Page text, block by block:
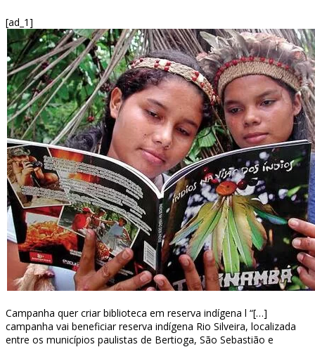
[ad_1]
Campanha quer criar biblioteca em reserva indígena l “[…]
campanha vai beneficiar reserva indígena Rio Silveira, localizada
entre os municípios paulistas de Bertioga, São Sebastião e